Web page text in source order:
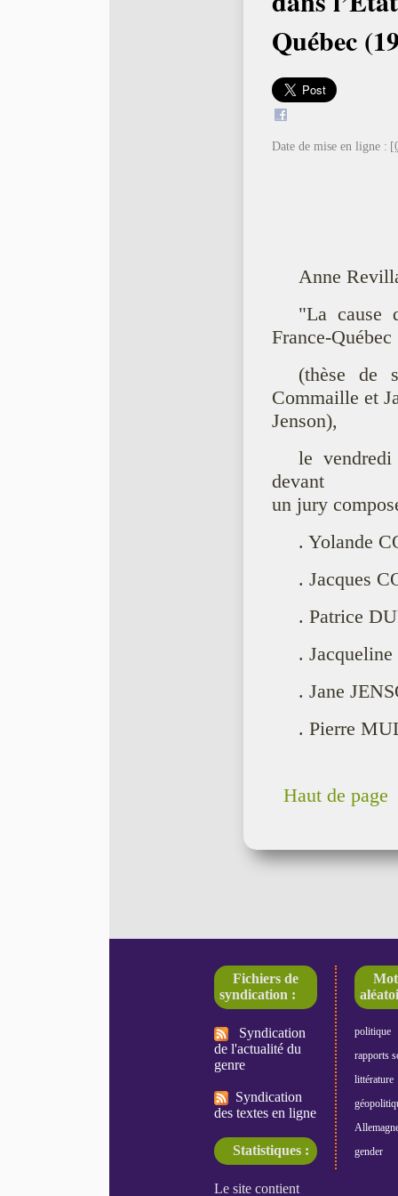
Québec
Date de mise en ligne :
Anne
"La cause
France-
(thèse de
Commaille et
Jenson),
le
devant
un jury
. Yolande
. Jacques
. Patrice
.
. Jane
. Pierre
Haut de page
Fichiers de
syndication :
Syndication
de l'actualité du
genre
Syndication
des textes en ligne
Statistiques :
politique
rapports
littérature
gender